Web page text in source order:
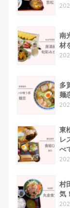
南
材
多
麺
東
レ
べ
村
気